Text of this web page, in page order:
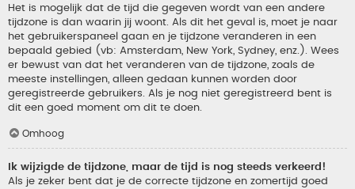
Het is mogelijk dat de tijd die gegeven wordt van een andere
tijdzone is dan waarin jij woont. Als dit het geval is, moet je naar
het gebruikerspaneel gaan en je tijdzone veranderen in een
bepaald gebied (vb: Amsterdam, New York, Sydney, enz.). Wees
er bewust van dat het veranderen van de tijdzone, zoals de
meeste instellingen, alleen gedaan kunnen worden door
geregistreerde gebruikers. Als je nog niet geregistreerd bent is
dit een goed moment om dit te doen.
Omhoog
Ik wijzigde de tijdzone, maar de tijd is nog steeds verkeerd!
Als je zeker bent dat je de correcte tijdzone en zomertijd goed